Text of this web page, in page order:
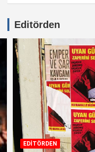
Editörden
EDİTÖRDEN